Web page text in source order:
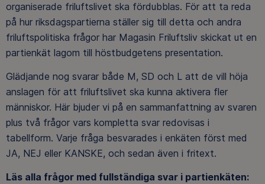
organiserade friluftslivet ska fördubblas. För att ta reda
på hur riksdagspartierna ställer sig till detta och andra
friluftspolitiska frågor har Magasin Friluftsliv skickat ut en
partienkät lagom till höstbudgetens presentation.
Glädjande nog svarar både M, SD och L att de vill höja
anslagen för att friluftslivet ska kunna aktivera fler
människor. Här bjuder vi på en sammanfattning av svaren
plus två frågor vars kompletta svar redovisas i
tabellform. Varje fråga besvarades i enkäten först med
JA, NEJ eller KANSKE, och sedan även i fritext.
Läs alla frågor med fullständiga svar i partienkäten: